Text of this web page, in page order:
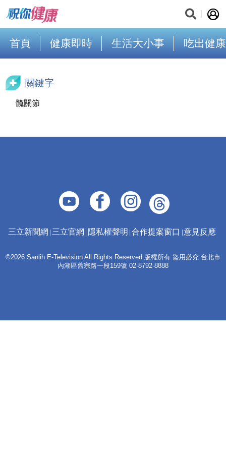
首頁 健康即時 生活大小事 吃出健康
關鍵字
髖關節
三立新聞網 三立官網 隱私權聲明 合作提案窗口 意見反應
©2026 Sanlih E-Television All Rights Reserved 版權所有 盜用必究 台北市
內湖區舊宗路一段159號 02-8792-8888